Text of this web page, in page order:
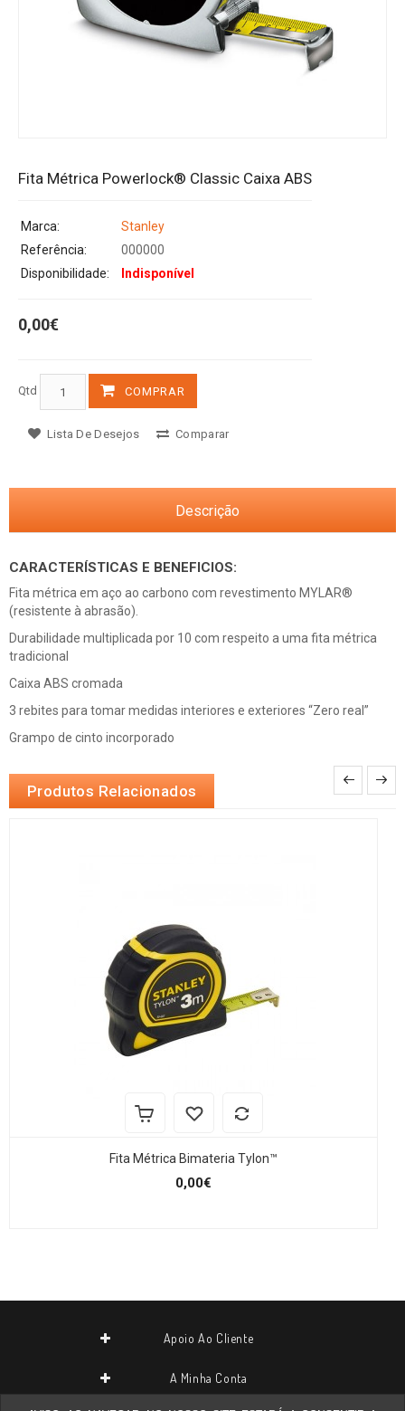
Fita Métrica Powerlock® Classic Caixa ABS
Marca:
Stanley
Referência:
000000
Disponibilidade:
Indisponível
0,00€
Qtd COMPRAR
Lista De Desejos Comparar
Descrição
CARACTERÍSTICAS E BENEFICIOS:
Fita métrica em aço ao carbono com revestimento MYLAR®
(resistente à abrasão).
Durabilidade multiplicada por 10 com respeito a uma fita métrica
tradicional
Caixa ABS cromada
3 rebites para tomar medidas interiores e exteriores “Zero real”
Grampo de cinto incorporado
Produtos Relacionados
Fita Métrica Bimateria Tylon™
0,00€
Apoio Ao Cliente
A Minha Conta